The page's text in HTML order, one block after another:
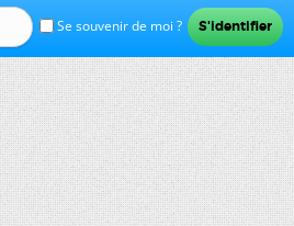
Se souvenir de moi ?